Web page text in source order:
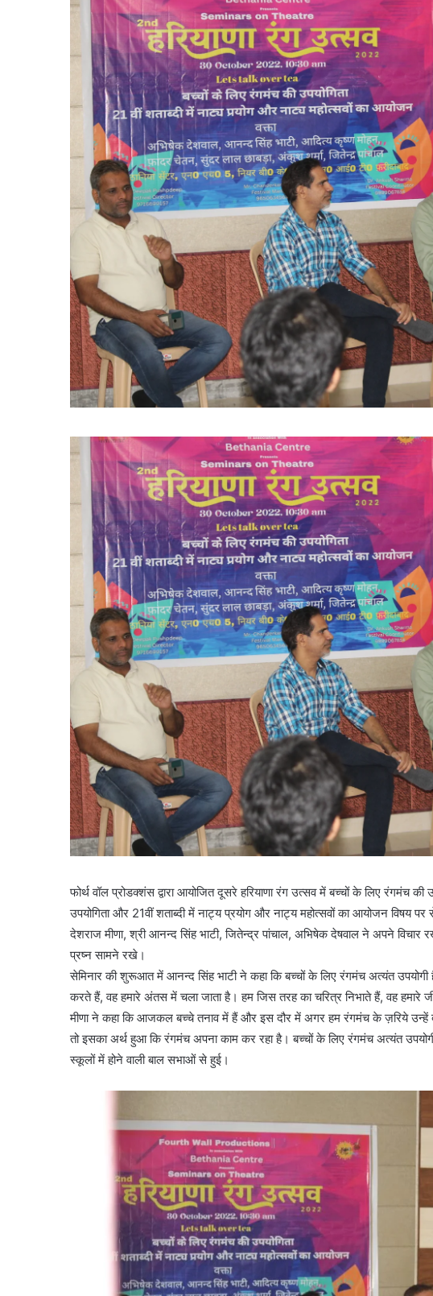
फोर्थ वॉल प्रोडक्शंस द्वारा आयोजित दूसरे हरियाणा रंग उत्सव में बच्चों के लिए रंगमंच
उपयोगिता और 21वीं शताब्दी में नाट्य प्रयोग और नाट्य महोत्सवों का आयोजन विषय
देशराज मीणा, श्री आनन्द सिंह भाटी, जितेन्द्र पांचाल, अभिषेक देषवाल ने अपने
प्रष्न सामने रखे।
सेमिनार की शुरूआत में आनन्द सिंह भाटी ने कहा कि बच्चों के लिए रंगमंच अत्यंत
करते हैं, वह हमारे अंतस में चला जाता है। हम जिस तरह का चरित्र निभाते हैं, वह
मीणा ने कहा कि आजकल बच्चे तनाव में हैं और इस दौर में अगर हम रंगमंच के ज़रिये उन्हें
तो इसका अर्थ हुआ कि रंगमंच अपना काम कर रहा है। बच्चों के लिए रंगमंच अत्यंत
स्कूलों में होने वाली बाल सभाओं से हुई।